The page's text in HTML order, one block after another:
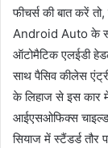
फीचर्स की बात करें
Android Auto के
ऑटोमैटिक एलईडी
साथ पैसिव कीलेस
के लिहाज से इस कार
आईएसओफिक्स
सियाज में स्टैंडर्ड तौर